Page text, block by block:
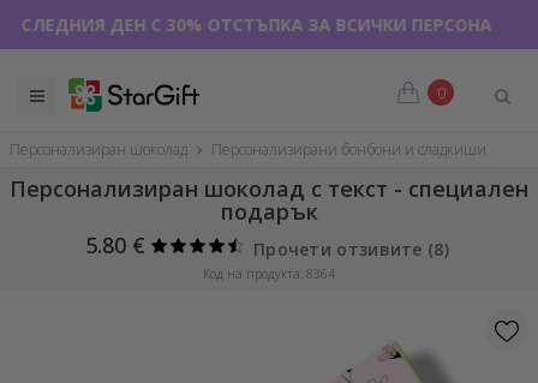
ДЕН С 30% ОТСТЪПКА ЗА ВСИЧКИ
0
Персонализиран шоколад Персонализирани бонбони и сладкиши
Персонализиран шоколад с текст - специален
подарък
5.80 €
Прочети отзивите (8)
Код на продукта: 8364